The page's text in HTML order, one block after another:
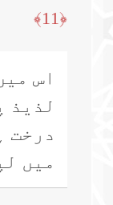
﴿11﴾
اس
لذیذ
درخت
میں